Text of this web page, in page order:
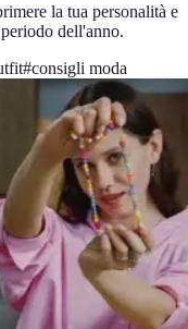
la tua personalità e
dell'anno.
#consigli moda